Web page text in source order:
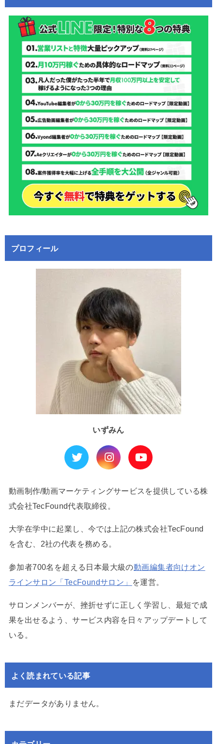
プロフィール
いずみん
動画制作/動画マーケティングサービスを提供している株
式会社TecFound代表取締役。
大学在学中に起業し、今では上記の株式会社TecFound
を含む、2社の代表を務める。
参加者700名を超える日本最大級の動画編集者向けオン
ラインサロン「TecFoundサロン」
を運営。
サロンメンバーが、挫折せずに正しく学習し、最短で成
果を出せるよう、サービス内容を日々アップデートして
いる。
よく読まれている記事
まだデータがありません。